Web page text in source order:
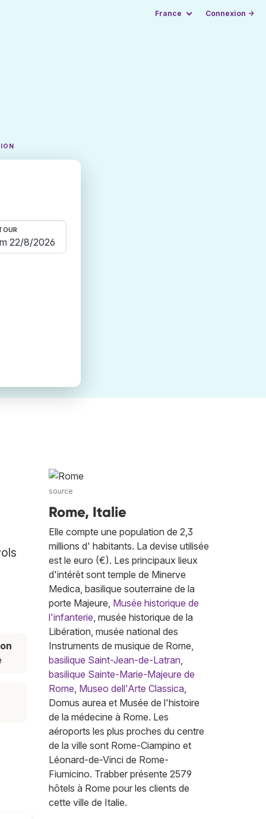
France Connexion →
source
Rome, Italie
Elle compte une population de 2,3
millions d' habitants. La devise utilisée
est le euro (€). Les principaux lieux
d'intérêt sont temple de Minerve
Medica, basilique souterraine de la
porte Majeure, Musée historique de
l'infanterie, musée historique de la
Libération, musée national des
Instruments de musique de Rome,
basilique Saint-Jean-de-Latran,
basilique Sainte-Marie-Majeure de
Rome, Museo dell'Arte Classica,
Domus aurea et Musée de l'histoire
de la médecine à Rome. Les
aéroports les plus proches du centre
de la ville sont Rome-Ciampino et
Léonard-de-Vinci de Rome-
Fiumicino. Trabber présente 2579
hôtels à Rome pour les clients de
cette ville de Italie.